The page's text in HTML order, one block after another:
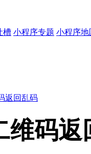
槽 小程序专题 小程序地
返回乱码
维码返